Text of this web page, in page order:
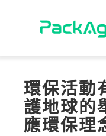
環保活動
護地球的
應環保理